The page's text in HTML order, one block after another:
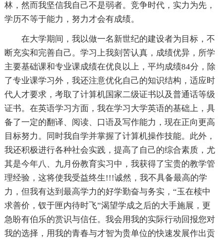
林，然而我坚信我自己不是弱者。竞争时代，实力为先，
学历不等于能力，努力才会有成绩。
在大学期间，我以做一名新世纪的建设者为目标，不
断充实和完善自己。学习上我刻苦认真，成绩优异，所学
主要基础课和专业课成绩在优良以上，平均成绩84分，除
了专业课学习外，我还注意优化自己的知识结构，适应时
代人才要求，考取了计算机国家二级证书以及普通话等级
证书。在英语学习方面，我在学习大学英语的基础上，具
备了一定的翻译、阅读、口语及写作能力，现在正向更高
目标努力。同时我自学并掌握了计算机操作技能。此外，
我还积极进行各种社会实践，提高了自己的综合素质，尤
其是今年八、九月份教育实习中，我获得了宝贵的教学管
理经验，这将使我受益终生!!!诚然，我不具备最高的学
力，但我有达到最高学力的好学勤奋与务实，“玉在椟中
求善价，钗于匣内待时飞”渴望学成之后的大手施展，更
急盼有伯乐的赏识与信任。我会用我的实际行动回报您对
我的选择，用我的青春与才智为贵单位的快速发展作出贡